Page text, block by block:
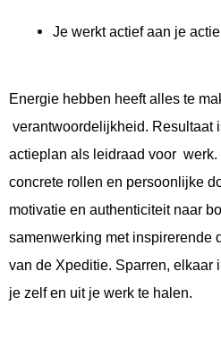
Je werkt actief aan je
Energie hebben heeft alles te
verantwoordelijkheid. Resultaat
actieplan als leidraad voor
concrete rollen en persoonlijke
motivatie en authenticiteit naar
samenwerking met inspirerende
van de Xpeditie. Sparren, elkaar
je zelf en uit je werk te halen.